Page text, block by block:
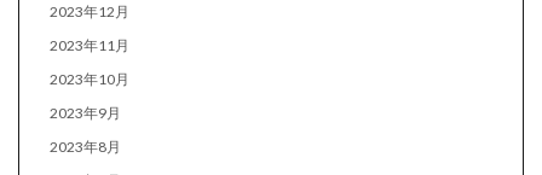
2023年12月
2023年11月
2023年10月
2023年9月
2023年8月